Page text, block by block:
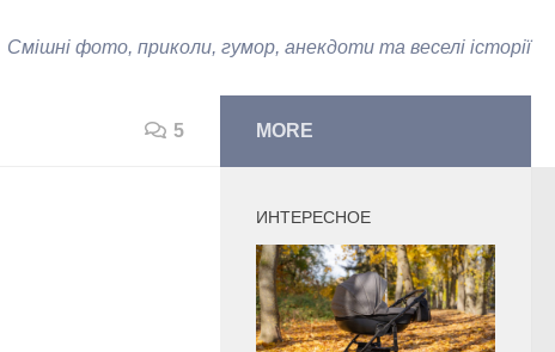
Смішні фото, приколи, гумор, анекдоти та веселі історії
5 MORE
ИНТЕРЕСНОЕ